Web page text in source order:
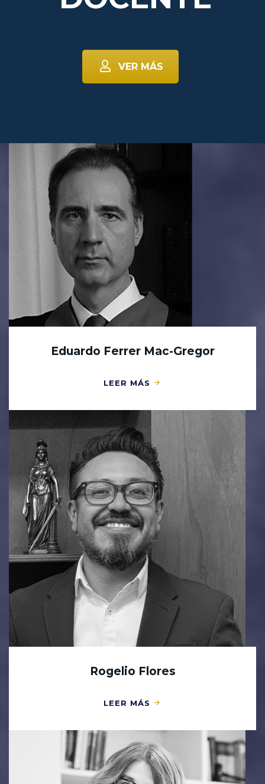
VER MÁS
Eduardo Ferrer Mac-Gregor
LEER MÁS
Rogelio Flores
LEER MÁS